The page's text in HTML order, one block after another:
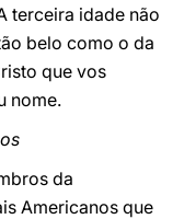
terceira idade não
belo como o da
que vos
nome.
da
Americanos que